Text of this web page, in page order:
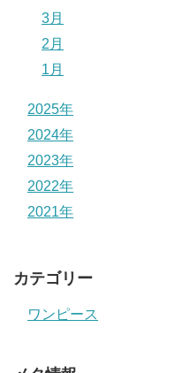
3月
2月
1月
2025年
2024年
2023年
2022年
2021年
カテゴリー
ワンピース